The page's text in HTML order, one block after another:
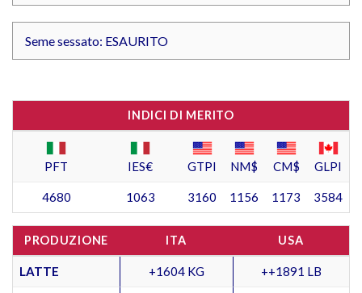
Seme sessato: ESAURITO
INDICI DI MERITO
PFT IES€ GTPI NM$ CM$ GLPI
4680 1063 3160 1156 1173 3584
PRODUZIONE ITA USA
LATTE +1604 KG ++1891 LB